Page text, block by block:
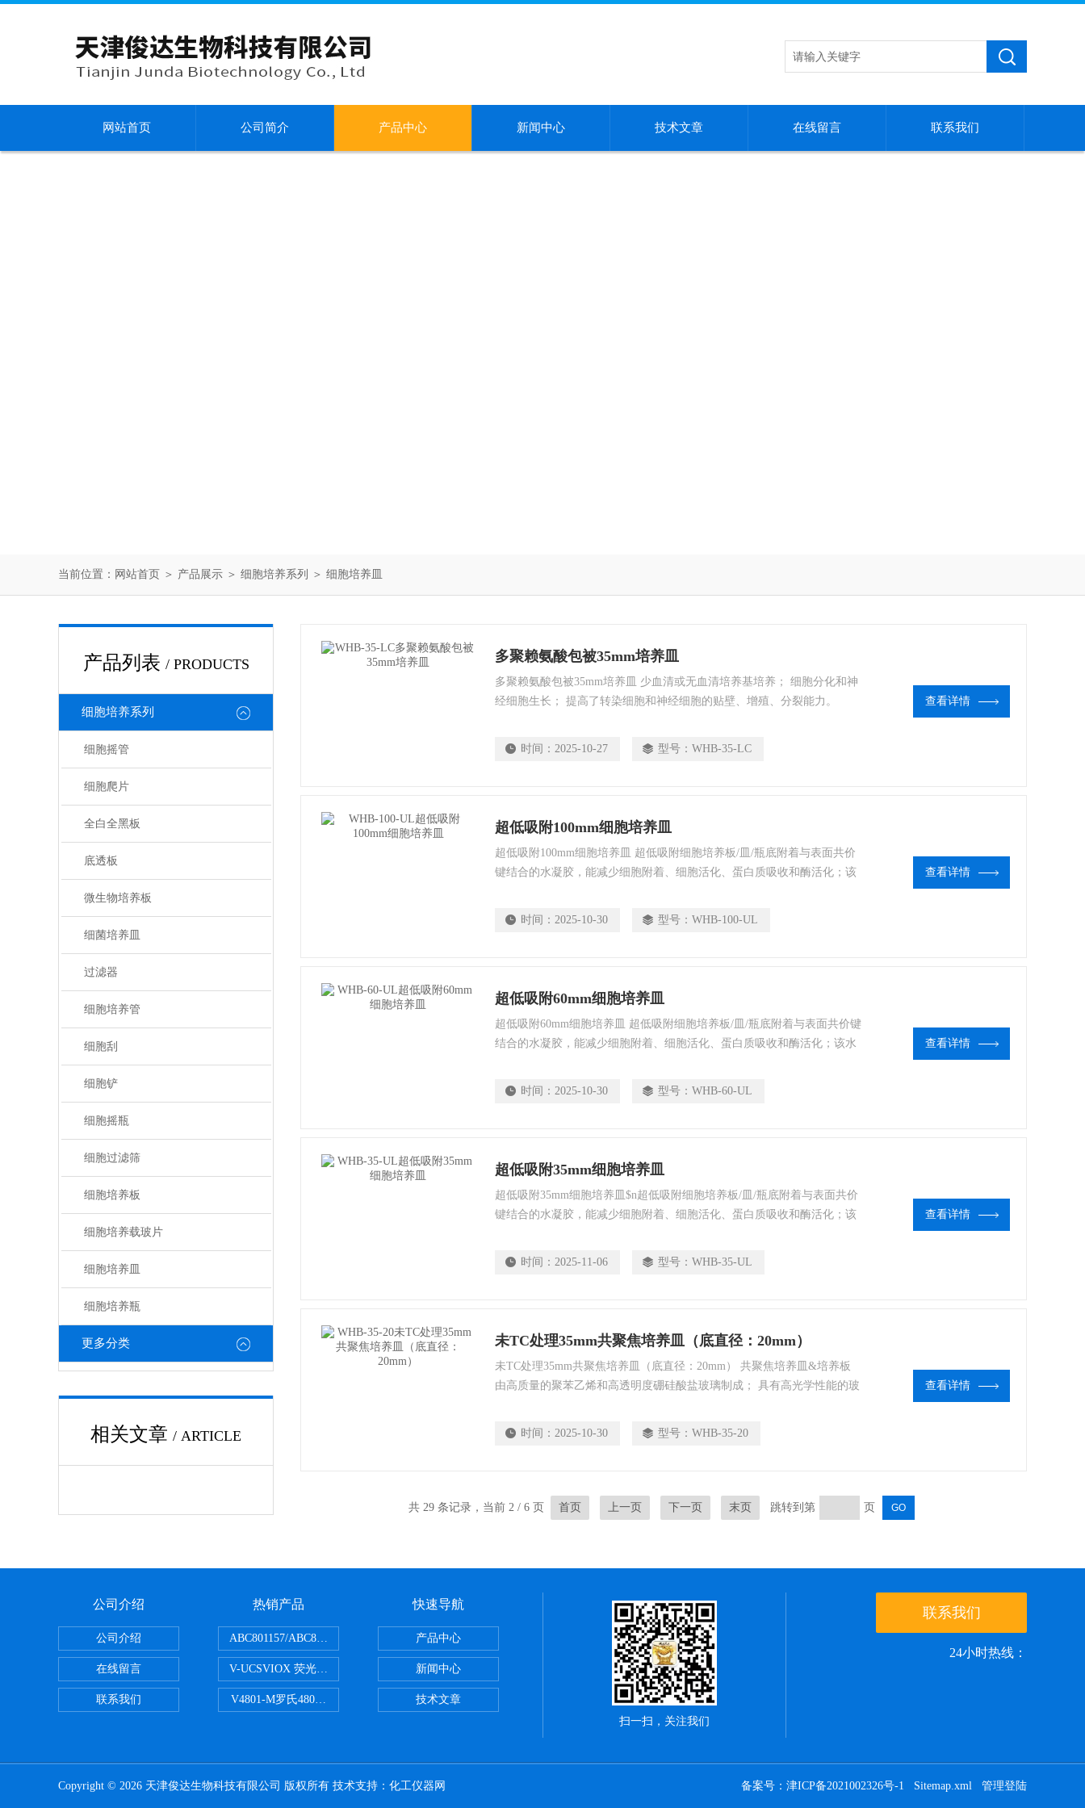
网站首页 公司简介 产品中心 新闻中心 技术文章 在线留言 联系我们
当前位置： 网站首页 ＞ 产品展示 ＞ 细胞培养系列 ＞ 细胞培养皿
产品列表 / PRODUCTS
细胞培养系列
细胞摇管
细胞爬片
全白全黑板
底透板
微生物培养板
细菌培养皿
过滤器
细胞培养管
细胞刮
细胞铲
细胞摇瓶
细胞过滤筛
细胞培养板
细胞培养载玻片
细胞培养皿
细胞培养瓶
更多分类
相关文章 / ARTICLE
多聚赖氨酸包被35mm培养皿
多聚赖氨酸包被35mm培养皿 少血清或无血清培养基培养； 细胞分化和神
经细胞生长； 提高了转染细胞和神经细胞的贴壁、增殖、分裂能力。
时间： 2025-10-27 型号： WHB-35-LC
查看详情
超低吸附100mm细胞培养皿
超低吸附100mm细胞培养皿 超低吸附细胞培养板/皿/瓶底附着与表面共价
键结合的水凝胶，能减少细胞附着、细胞活化、蛋白质吸收和酶活化；该
时间： 2025-10-30 型号： WHB-100-UL
查看详情
超低吸附60mm细胞培养皿
超低吸附60mm细胞培养皿 超低吸附细胞培养板/皿/瓶底附着与表面共价键
结合的水凝胶，能减少细胞附着、细胞活化、蛋白质吸收和酶活化；该水
时间： 2025-10-30 型号： WHB-60-UL
查看详情
超低吸附35mm细胞培养皿
超低吸附35mm细胞培养皿$n超低吸附细胞培养板/皿/瓶底附着与表面共价
键结合的水凝胶，能减少细胞附着、细胞活化、蛋白质吸收和酶活化；该
时间： 2025-11-06 型号： WHB-35-UL
查看详情
未TC处理35mm共聚焦培养皿（底直径：20mm）
未TC处理35mm共聚焦培养皿（底直径：20mm） 共聚焦培养皿&培养板
由高质量的聚苯乙烯和高透明度硼硅酸盐玻璃制成； 具有高光学性能的玻
时间： 2025-10-30 型号： WHB-35-20
查看详情
共 29 条记录，当前 2 / 6 页 首页 上一页 下一页 末页 跳转到第 页
公司介绍
公司介绍
在线留言
联系我们
热销产品
ABC801157/ABC801506ABC常规离心管
V-UCSVIOX 荧光定量封板膜
V4801-M罗氏480适配96孔板 PCR
快速导航
产品中心
新闻中心
技术文章
扫一扫，关注我们
联系我们
24小时热线：
Copyright © 2026 天津俊达生物科技有限公司 版权所有 技术支持： 化工仪器网 备案号：津ICP备2021002326号-1 Sitemap.xml 管理登陆